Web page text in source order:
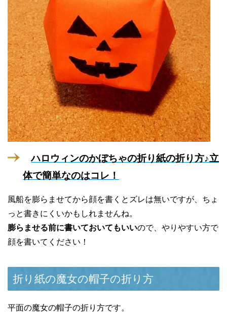
ハロウィンのかぼちゃの折り紙の折り方♪立
体で簡単なのはコレ！
風船を膨らませてから顔を書くとズレは無いですが、ちょ
っと書きにくいかもしれませんね。
膨らませる前に書いておいてもいいので、やりやすい方で
顔を書いてください！
折り紙の魔女の帽子の折り方
平面の魔女の帽子の折り方です。